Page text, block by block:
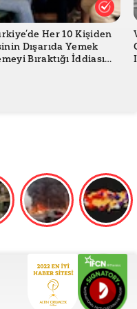
Her 10 Kişiden
Dışarıda Yemek
Bıraktığı İddiası